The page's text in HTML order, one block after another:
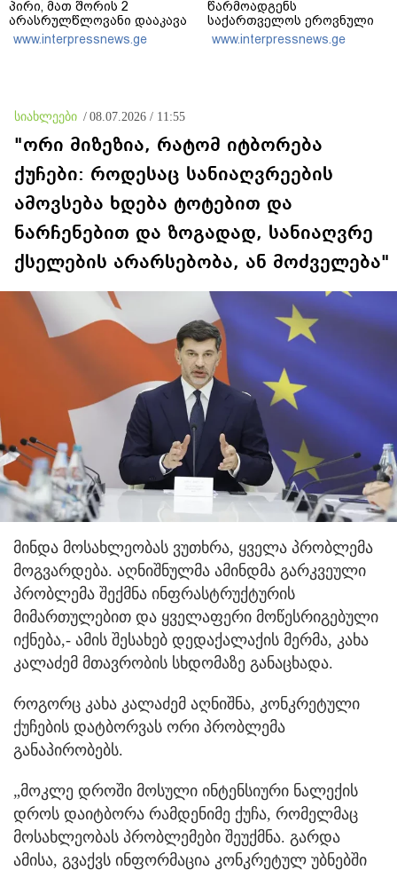
პირი, მათ შორის 2
არასრულწლოვანი დააკავა
- კიდევ 2 პირის დაკავების
მიზნით კი შესაბამისი
www.interpressnews.ge
წარმოადგენს
საქართველოს ეროვნული
ბანკის რეგულირებულ
www.interpressnews.ge
სიახლეები / 08.07.2026 / 11:55
"ორი მიზეზია, რატომ იტბორება
ქუჩები: როდესაც სანიაღვრეების
ამოვსება ხდება ტოტებით და
ნარჩენებით და ზოგადად, სანიაღვრე
ქსელების არარსებობა, ან მოძველება"
მინდა მოსახლეობას ვუთხრა, ყველა პრობლემა
მოგვარდება. აღნიშნულმა ამინდმა გარკვეული
პრობლემა შექმნა ინფრასტრუქტურის
მიმართულებით და ყველაფერი მოწესრიგებული
იქნება,- ამის შესახებ დედაქალაქის მერმა, კახა
კალაძემ მთავრობის სხდომაზე განაცხადა.
როგორც კახა კალაძემ აღნიშნა, კონკრეტული
ქუჩების დატბორვას ორი პრობლემა
განაპირობებს.
„მოკლე დროში მოსული ინტენსიური ნალექის
დროს დაიტბორა რამდენიმე ქუჩა, რომელმაც
მოსახლეობას პრობლემები შეუქმნა. გარდა
ამისა, გვაქვს ინფორმაცია კონკრეტულ უბნებში